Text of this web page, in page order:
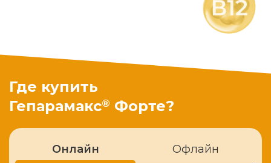
Где купить
Гепарамакс® Форте?
Онлайн Офлайн